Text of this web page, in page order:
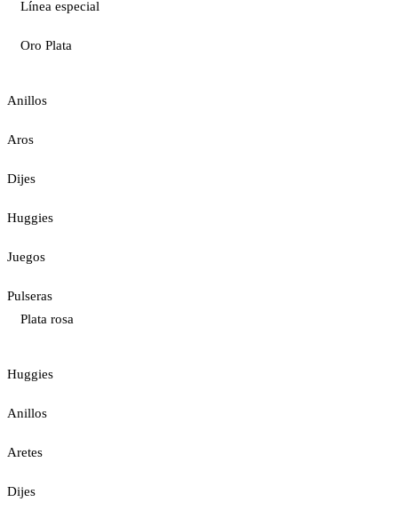
Línea especial
Oro Plata
Anillos
Aros
Dijes
Huggies
Juegos
Pulseras
Plata rosa
Huggies
Anillos
Aretes
Dijes